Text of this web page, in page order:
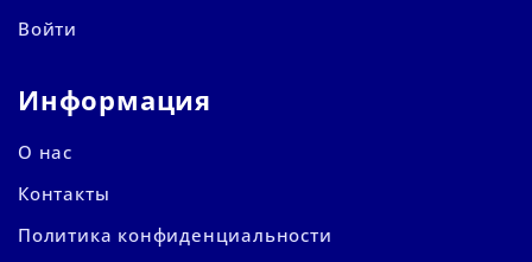
Войти
Информация
О нас
Контакты
Политика конфиденциальности